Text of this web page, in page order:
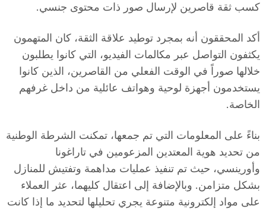
a
g
n
a
كسب ثقة قاصرين لإرسال صور ذات محتوى جنسي.
أكد المحققون أنه بمجرد توطيد علاقة الثقة، كان المتهمون
يكثفون التواصل عبر مكالمات الفيديو، التي كانوا يطلبون
خلالها صوراً في الوقت الفعلي من القاصرين، الذين كانوا
يستخدمون أجهزة لوحية وهواتف عائلية من داخل غرفهم
الخاصة.
بناءً على المعلومات التي تم جمعها، تمكنت الشرطة الوطنية
من تحديد هوية المعتدين المزعومين في تاراغونا
وأورينسي، حيث تم تنفيذ عمليات مداهمة وتفتيش للمنازل
بشكل متزامن. وبالإضافة إلى اعتقال كليهما، عثر العملاء
على مواد إلكترونية متنوعة يجري تحليلها لتحديد ما إذا كانت